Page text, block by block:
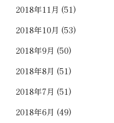
2018年11月 (51)
2018年10月 (53)
2018年9月 (50)
2018年8月 (51)
2018年7月 (51)
2018年6月 (49)